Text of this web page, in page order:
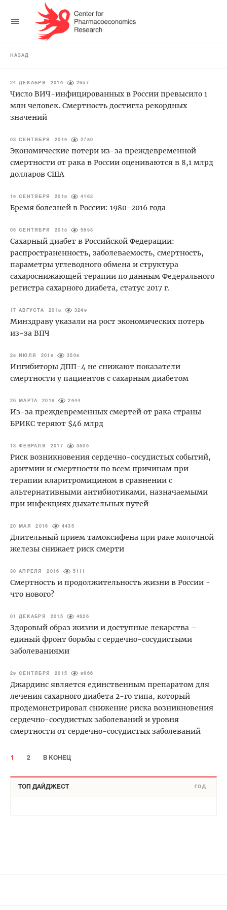
НАЗАД
24 ДЕКАБРЯ 2019 2657
Число ВИЧ-инфицированных в России превысило 1
млн человек. Смертность достигла рекордных
значений
03 СЕНТЯБРЯ 2019 2780
Экономические потери из-за преждевременной
смертности от рака в России оцениваются в 8,1 млрд
долларов США
19 СЕНТЯБРЯ 2018 4163
Бремя болезней в России: 1980-2016 года
05 СЕНТЯБРЯ 2018 5693
Сахарный диабет в Российской Федерации:
распространенность, заболеваемость, смертность,
параметры углеводного обмена и структура
сахароснижающей терапии по данным Федерального
регистра сахарного диабета, статус 2017 г.
17 АВГУСТА 2018 3249
Минздраву указали на рост экономических потерь
из-за ВПЧ
28 ИЮЛЯ 2018 3508
Ингибиторы ДПП-4 не снижают показатели
смертности у пациентов с сахарным диабетом
26 МАРТА 2018 2944
Из-за преждевременных смертей от рака страны
БРИКС теряют $46 млрд
13 ФЕВРАЛЯ 2017 3809
Риск возникновения сердечно-сосудистых событий,
аритмии и смертности по всем причинам при
терапии кларитромицином в сравнении с
альтернативными антибиотиками, назначаемыми
при инфекциях дыхательных путей
20 МАЯ 2016 4435
Длительный прием тамоксифена при раке молочной
железы снижает риск смерти
30 АПРЕЛЯ 2016 5111
Смертность и продолжительность жизни в России -
что нового?
01 ДЕКАБРЯ 2015 4626
Здоровый образ жизни и доступные лекарства –
единый фронт борьбы с сердечно-сосудистыми
заболеваниями
29 СЕНТЯБРЯ 2015 9666
Джардинс является единственным препаратом для
лечения сахарного диабета 2-го типа, который
продемонстрировал снижение риска возникновения
сердечно-сосудистых заболеваний и уровня
смертности от сердечно-сосудистых заболеваний
1 2 В КОНЕЦ
ТОП ДАЙДЖЕСТ ГОД